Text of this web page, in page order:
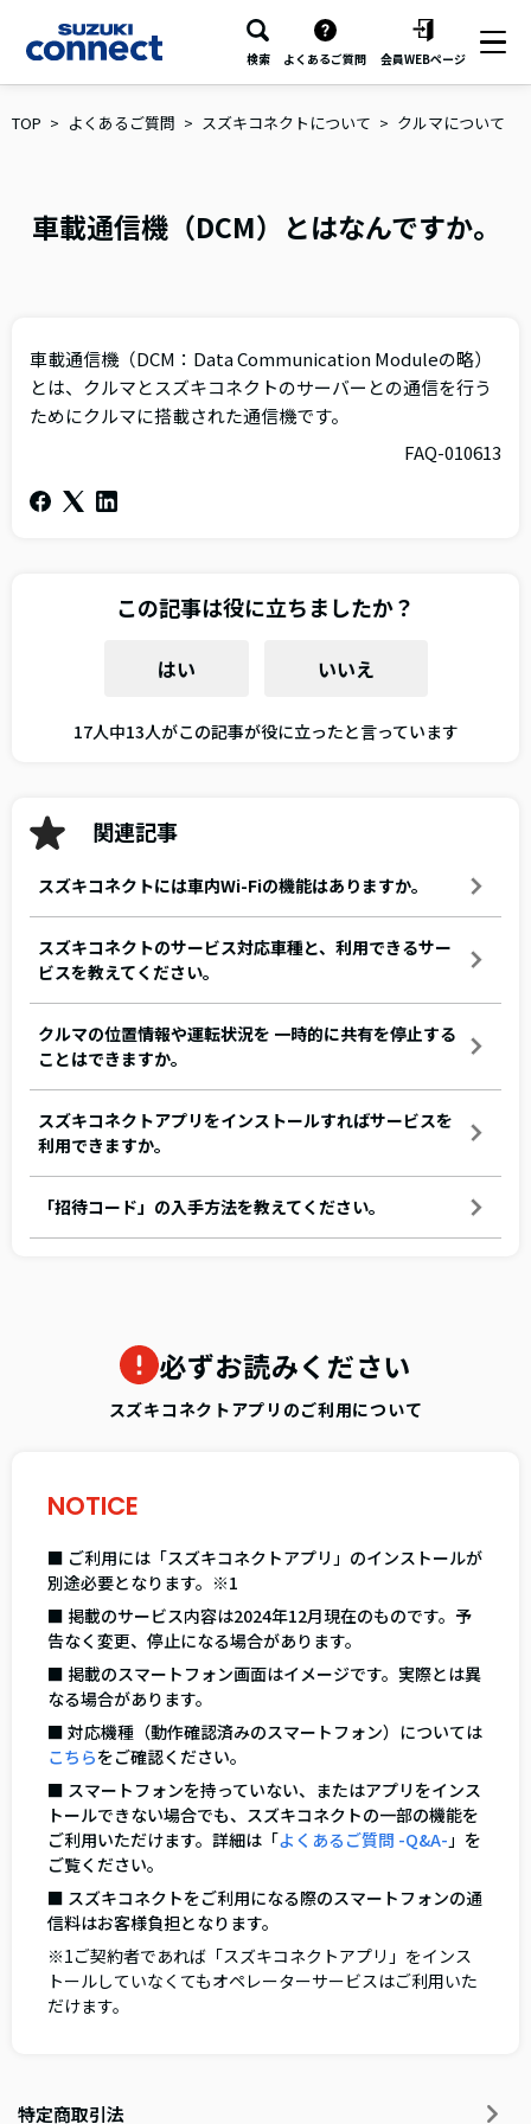
検索 よくあるご質問 会員WEBページ
TOP よくあるご質問 スズキコネクトについて クルマについて
車載通信機（DCM）とはなんですか。
車載通信機（DCM：Data Communication Moduleの略）
とは、クルマとスズキコネクトのサーバーとの通信を行う
ためにクルマに搭載された通信機です。
FAQ-010613
この記事は役に立ちましたか？
はい いいえ
17人中13人がこの記事が役に立ったと言っています
関連記事
スズキコネクトには車内Wi-Fiの機能はありますか。
スズキコネクトのサービス対応車種と、利用できるサー
ビスを教えてください。
クルマの位置情報や運転状況を 一時的に共有を停止する
ことはできますか。
スズキコネクトアプリをインストールすればサービスを
利用できますか。
「招待コード」の入手方法を教えてください。
必ずお読みください
スズキコネクトアプリのご利用について
NOTICE
■ ご利用には「スズキコネクトアプリ」のインストールが
別途必要となります。※1
■ 掲載のサービス内容は2024年12月現在のものです。予
告なく変更、停止になる場合があります。
■ 掲載のスマートフォン画面はイメージです。実際とは異
なる場合があります。
■ 対応機種（動作確認済みのスマートフォン）については
こちらをご確認ください。
■ スマートフォンを持っていない、またはアプリをインス
トールできない場合でも、スズキコネクトの一部の機能を
ご利用いただけます。詳細は「よくあるご質問 -Q&A- 」を
ご覧ください。
■ スズキコネクトをご利用になる際のスマートフォンの通
信料はお客様負担となります。
※1ご契約者であれば「スズキコネクトアプリ」をインス
トールしていなくてもオペレーターサービスはご利用いた
だけます。
特定商取引法